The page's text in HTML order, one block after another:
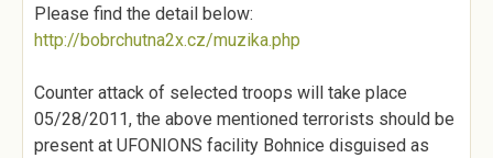
Please find the detail below:
http://bobrchutna2x.cz/muzika.php
Counter attack of selected troops will take place
05/28/2011, the above mentioned terrorists should be
present at UFONIONS facility Bohnice disguised as